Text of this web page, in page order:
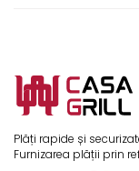
Plăți rapide și
Furnizarea plății prin